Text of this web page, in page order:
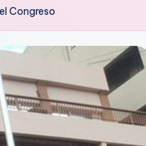
Congreso